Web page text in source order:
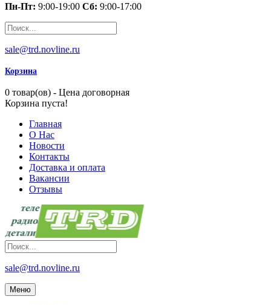
Пн-Пт: 9:00-19:00 Сб: 9:00-17:00
sale@trd.novline.ru
Корзина
0 товар(ов) - Цена договорная
Корзина пуста!
Главная
О Нас
Новости
Контакты
Доставка и оплата
Вакансии
Отзывы
sale@trd.novline.ru
Меню